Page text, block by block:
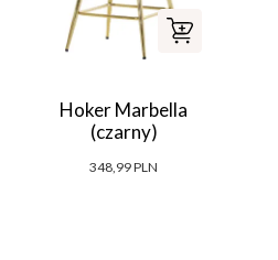
Hoker Marbella
(czarny)
348,99 PLN